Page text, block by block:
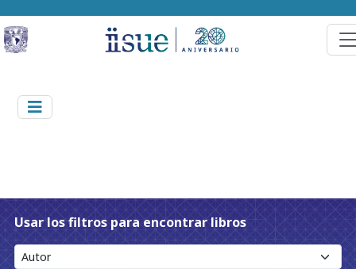
Usar los filtros para encontrar libros